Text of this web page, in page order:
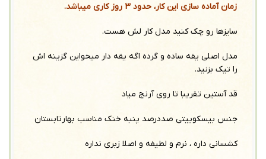
زمان آماده سازی این کار، حدود 3 روز کاری میباشد.
سایزها رو چک کنید مدل کار لش هست.
مدل اصلی یقه ساده و گرده اگه یقه دار میخواین گزینه اش
را تیک بزنید.
قد آستین تقریبا تا روی آرنج میاد
جنس بیسکوییتی صددرصد پنبه خنک مناسب بهارتابستان
کشسانی داره ، نرم و لطیفه و اصلا زبری نداره